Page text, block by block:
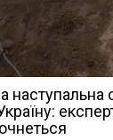
наступальна